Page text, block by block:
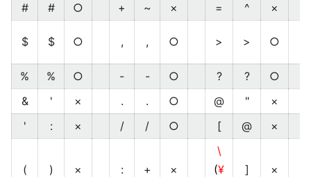
#
# ○ + ~ × = ^ ×
$ $ ○ , , ○ > > ○
% % ○ - - ○ ? ?
○
&
' × . . ○ @ "
×
'
: × / / ○ [ @ ×
( ) × : + ×
\
(¥
] ×